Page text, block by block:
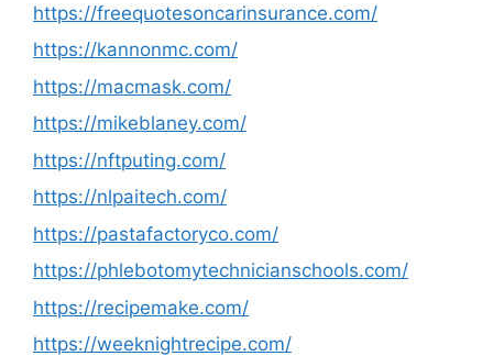
https://freequotesoncarinsurance.com/
https://kannonmc.com/
https://macmask.com/
https://mikeblaney.com/
https://nftputing.com/
https://nlpaitech.com/
https://pastafactoryco.com/
https://phlebotomytechnicianschools.com/
https://recipemake.com/
https://weeknightrecipe.com/